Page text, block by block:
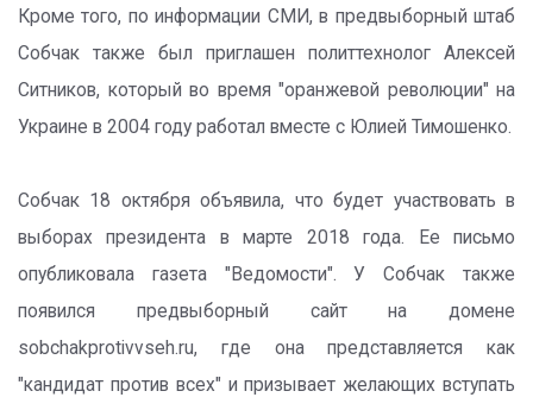
Кроме того, по информации СМИ, в предвыборный штаб
Собчак также был приглашен политтехнолог Алексей
Ситников, который во время "оранжевой революции" на
Украине в 2004 году работал вместе с Юлией Тимошенко.
Собчак 18 октября объявила, что будет участвовать в
выборах президента в марте 2018 года. Ее письмо
опубликовала газета "Ведомости". У Собчак также
появился предвыборный сайт на домене
sobchakprotivvseh.ru, где она представляется как
"кандидат против всех" и призывает желающих вступать